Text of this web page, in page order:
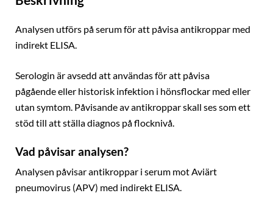
Analysen utförs på serum för att påvisa antikroppar med
indirekt ELISA.
Serologin är avsedd att användas för att påvisa
pågående eller historisk infektion i hönsflockar med eller
utan symtom. Påvisande av antikroppar skall ses som ett
stöd till att ställa diagnos på flocknivå.
Vad påvisar analysen?
Analysen påvisar antikroppar i serum mot Aviärt
pneumovirus (APV) med indirekt ELISA.